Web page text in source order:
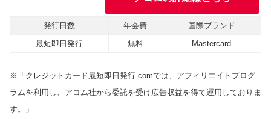
発行日数 年会費
国際ブランド
最短即日発行
無料 Mastercard
※「クレジットカード最短即日発行.comでは、アフィリエイトプログ
ラムを利用し、アコム社から委託を受け広告収益を得て運用しておりま
す。」